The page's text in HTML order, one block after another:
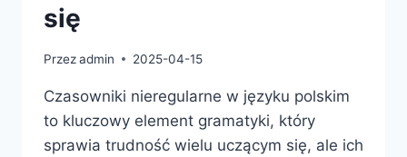
się
Przezadmin 2025-04-15
Czasowniki nieregularne w języku polskim
to kluczowy element gramatyki, który
sprawia trudność wielu uczącym się, ale ich